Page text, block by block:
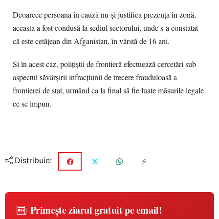
Deoarece persoana în cauză nu-și justifica prezența în zonă,
aceasta a fost condusă la sediul sectorului, unde s-a constatat
că este cetățean din Afganistan, în vârstă de 16 ani.
Si în acest caz, polițiștii de frontieră efectuează cercetări sub
aspectul săvârșirii infracțiunii de trecere frauduloasă a
frontierei de stat, urmând ca la final să fie luate măsurile legale
ce se impun.
Distribuie:
Primește ziarul gratuit pe email!